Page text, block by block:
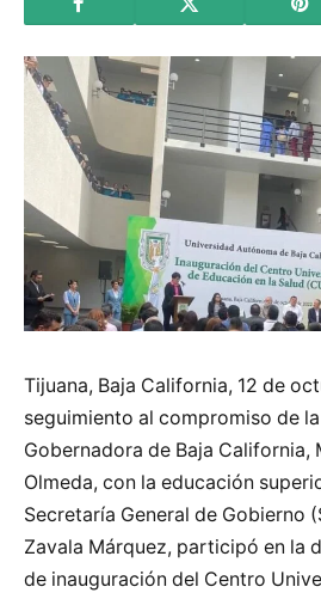
Tijuana, Baja California, 12 de
seguimiento al compromiso de
Gobernadora de Baja California,
Olmeda, con la educación
Secretaría General de Gobierno
Zavala Márquez, participó en la
de inauguración del Centro